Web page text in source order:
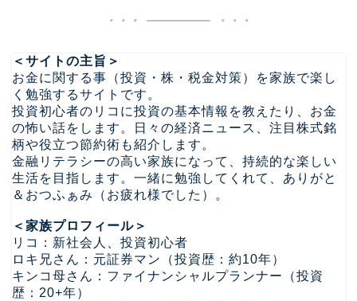
＜サイトの主旨＞
お金に関する事（投資・株・税金対策）を家族で楽し
く勉強するサイトです。
投資初心者のリコに投資の基本情報を教えたり、お金
の怖い話をします。日々の経済ニュース、注目株式銘
柄や役立つ節約術も紹介します。
金融リテラシーの高い家族になって、持続的な楽しい
生活を目指します。一緒に勉強してくれて、ありがと
＆おつふぁみ（お疲れ様でした）。
＜家族プロフィール＞
リコ：新社会人、投資初心者
ロキ兄さん：元証券マン（投資歴：約10年）
キンコ母さん：ファイナンシャルプランナー（投資
歴：20+年）